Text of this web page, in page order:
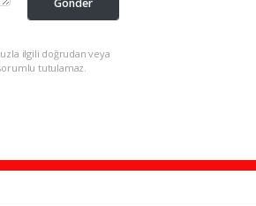
ilgili doğrudan veya
tutulamaz.